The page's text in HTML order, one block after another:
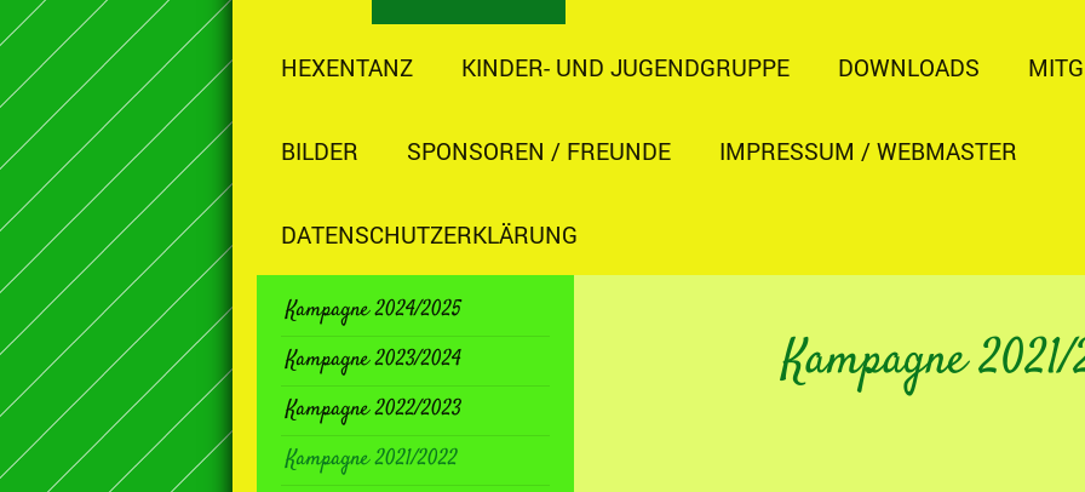
HEXENTANZ KINDER- UND JUGENDGRUPPE DOWNLOADS
BILDER SPONSOREN / FREUNDE IMPRESSUM / WEBMASTER
DATENSCHUTZERKLÄRUNG
Kampagne
Kampagne 2024/2025
Kampagne 2023/2024
Kampagne 2022/2023
Kampagne 2021/2022